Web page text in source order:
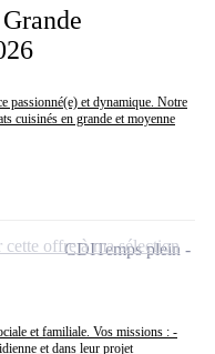
passionné(e) et dynamique. Notre
cuisinés en grande et moyenne
et familiale. Vos missions : -
et dans leur projet
CDITemps plein
cette offre à ma sélection